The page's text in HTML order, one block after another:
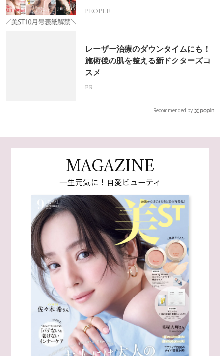
PEOPLE
レーザー治療のダウンタイムにも！
施術後の肌を整える新ドクターズコ
スメ
PR
Recommended by
MAGAZINE
一生元気に！自愛ビューティ